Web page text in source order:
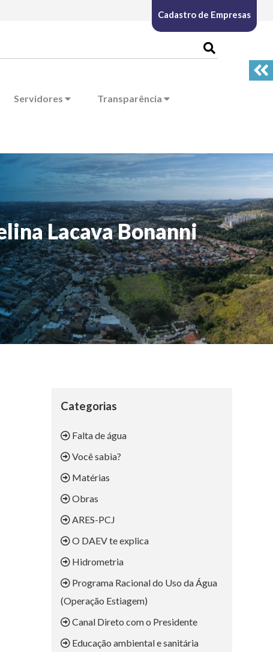
Cadastro de Empresas
Servidores Transparência
Lacava Bonanni
Categorias
Falta de água
Você sabia?
Matérias
Obras
ARES-PCJ
O DAEV te explica
Hidrometria
Programa Racional do Uso da Água
(Operação Estiagem)
Canal Direto com o Presidente
Educação ambiental e sanitária